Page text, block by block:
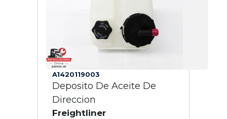
A1420119003
Deposito De Aceite De
Direccion
Freightliner